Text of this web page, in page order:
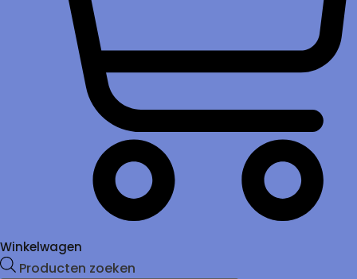
Winkelwagen
Producten zoeken